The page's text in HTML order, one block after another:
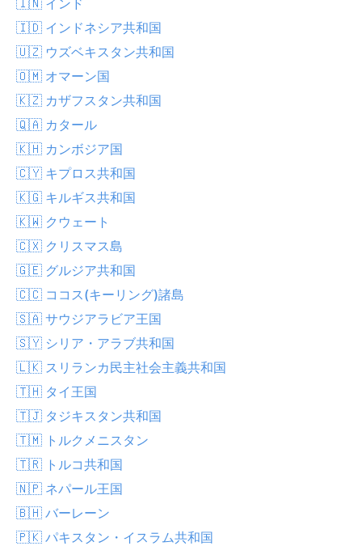
🇮🇩 インドネシア共和国
🇺🇿 ウズベキスタン共和国
🇴🇲 オマーン国
🇰🇿 カザフスタン共和国
🇶🇦 カタール
🇰🇭 カンボジア国
🇨🇾 キプロス共和国
🇰🇬 キルギス共和国
🇰🇼 クウェート
🇨🇽 クリスマス島
🇬🇪 グルジア共和国
🇨🇨 ココス(キーリング)諸島
🇸🇦 サウジアラビア王国
🇸🇾 シリア・アラブ共和国
🇱🇰 スリランカ民主社会主義共和国
🇹🇭 タイ王国
🇹🇯 タジキスタン共和国
🇹🇲 トルクメニスタン
🇹🇷 トルコ共和国
🇳🇵 ネパール王国
🇧🇭 バーレーン
🇵🇰 パキスタン・イスラム共和国